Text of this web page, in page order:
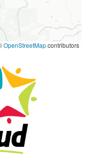
OpenStreetMapcontributors